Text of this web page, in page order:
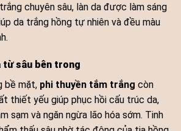
chuyên sâu, làn da được làm sáng
da trắng hồng tự nhiên và đều màu
từ sâu bên trong
bề mặt, phi thuyền tắm trắng còn
thiết yếu giúp phục hồi cấu trúc da,
sạm và ngăn ngừa lão hóa sớm. Tinh